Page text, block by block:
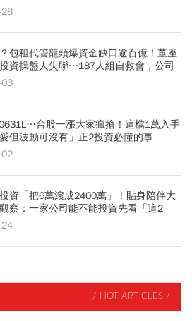
包租代管龍頭爆資金缺口逾百億！董座
資操盤人失聯…187人組自救會，公司
台股一漲大家瘋搶！這檔1萬入手
愛但波動可沒有」正2投資必懂的事
資「把6萬滾成2400萬」！貼身陪伴大
察：一家公司能不能投資先看「這2
/ HOT ARTICLES /